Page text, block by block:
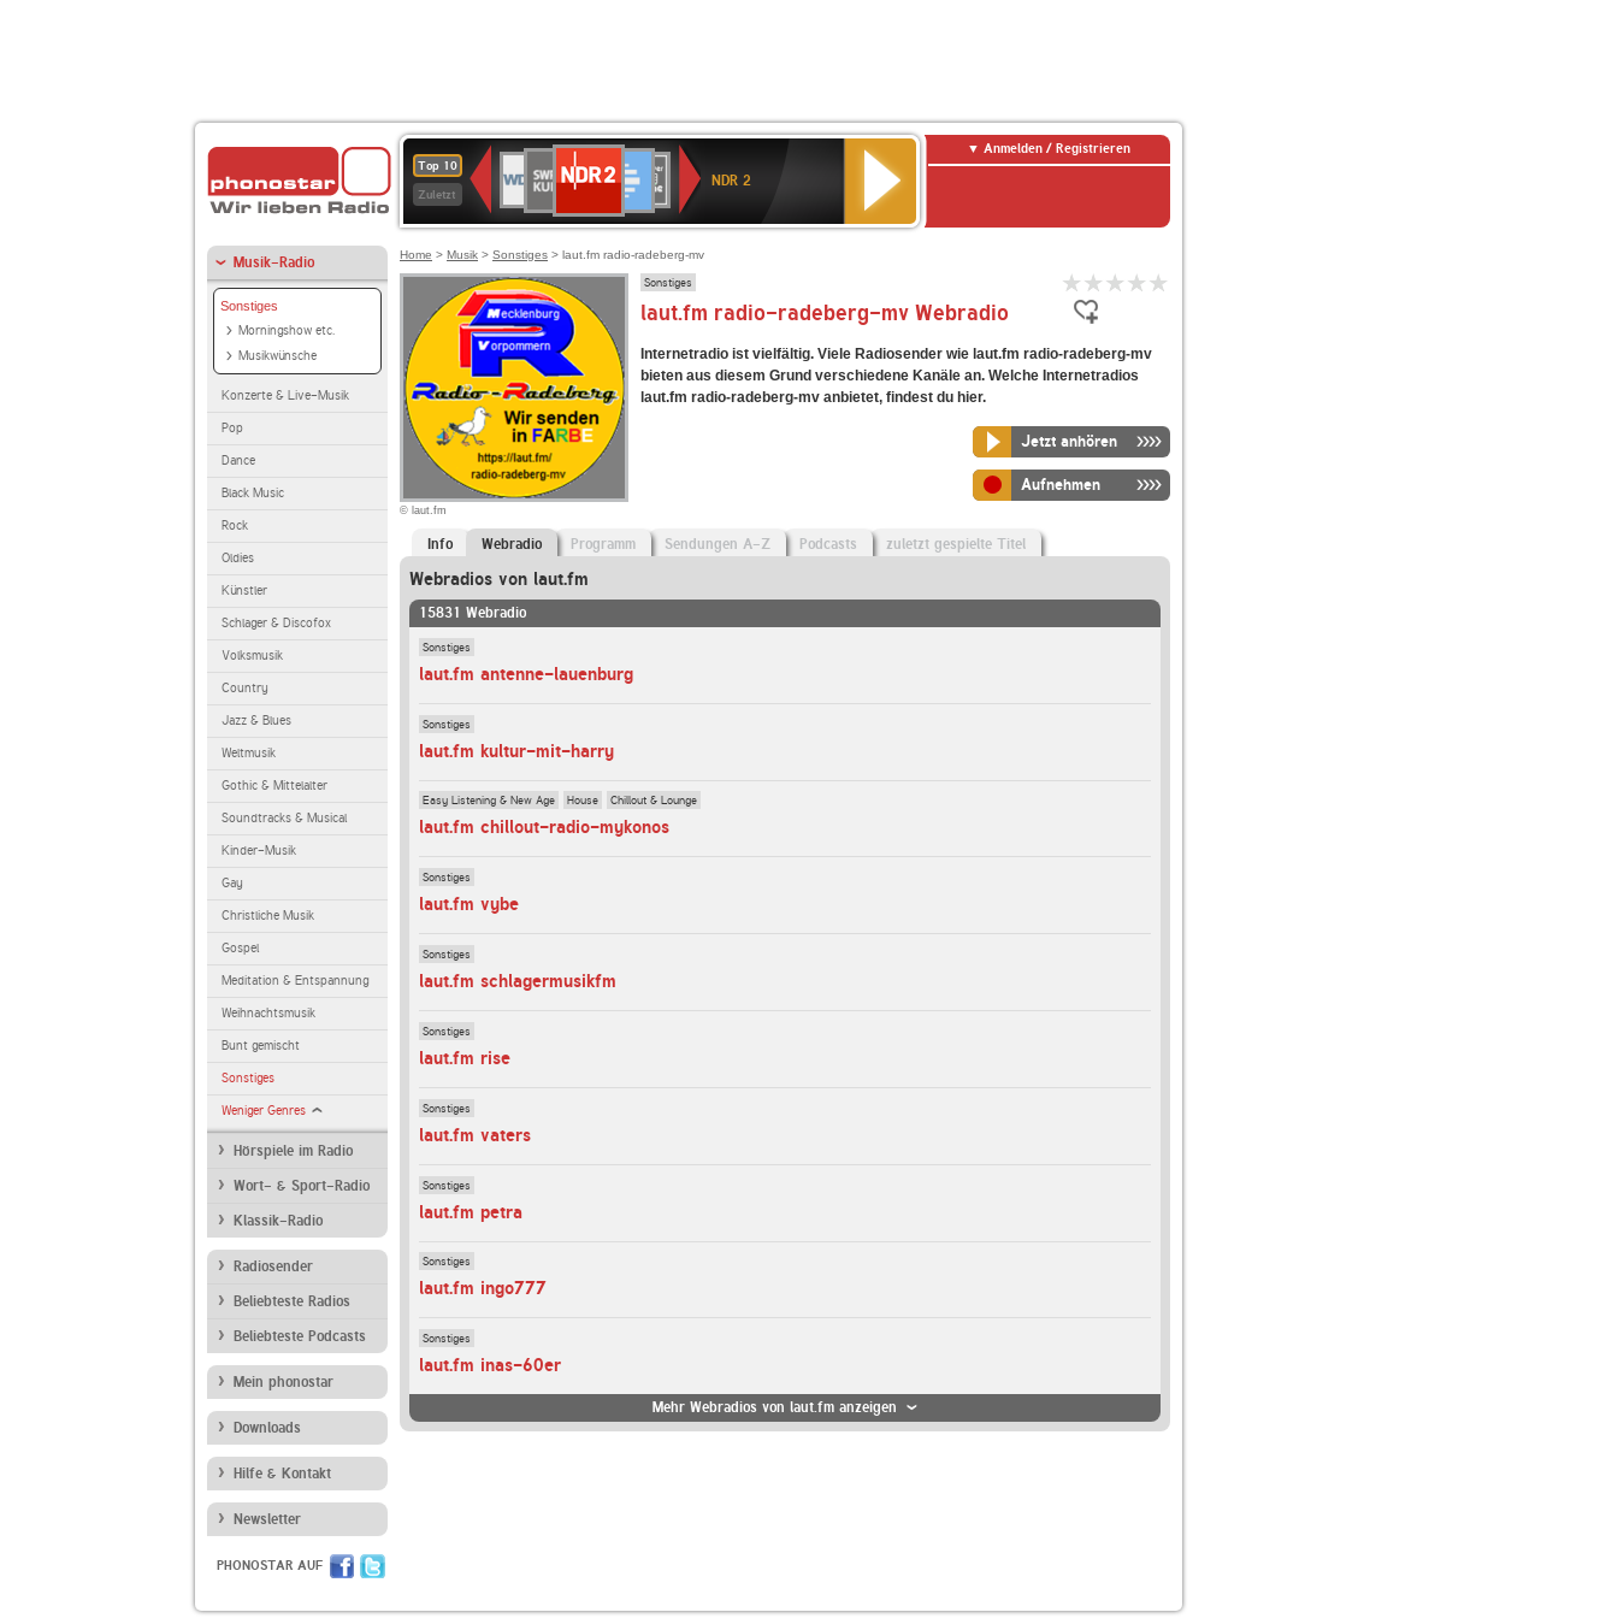
Top 10
Zuletzt
Deutschlandfunk
80er
90er
OLDIE
ANTENNE
SWR3
WDR
4
BR-
KLASSIK
Deutschlandfunk
Kultur
ANTENNE
BAYERN
2
Kultur
2
NDR 2
Anmelden / Registrieren
Musik-Radio
Sonstiges
Morningshow etc.
Musikwünsche
Konzerte & Live-Musik
Pop
Dance
Black Music
Rock
Oldies
Künstler
Schlager & Discofox
Volksmusik
Country
Jazz & Blues
Weltmusik
Gothic & Mittelalter
Soundtracks & Musical
Kinder-Musik
Gay
Christliche Musik
Gospel
Meditation & Entspannung
Weihnachtsmusik
Bunt gemischt
Sonstiges
Weniger Genres
Hörspiele im Radio
Wort- & Sport-Radio
Klassik-Radio
Radiosender
Beliebteste Radios
Beliebteste Podcasts
Mein phonostar
Downloads
Hilfe & Kontakt
Newsletter
PHONOSTAR AUF
Home > Musik > Sonstiges > laut.fm radio-radeberg-mv
© laut.fm
Sonstiges
laut.fm radio-radeberg-mv Webradio
Internetradio ist vielfältig. Viele Radiosender wie laut.fm radio-radeberg-mv
bieten aus diesem Grund verschiedene Kanäle an. Welche Internetradios
laut.fm radio-radeberg-mv anbietet, findest du hier.
Jetzt anhören
Aufnehmen
Info Webradio Programm Sendungen A-Z Podcasts zuletzt gespielte Titel
Webradios von laut.fm
15831 Webradio
Sonstiges
laut.fm antenne-lauenburg
Sonstiges
laut.fm kultur-mit-harry
Easy Listening & New Age House Chillout & Lounge
laut.fm chillout-radio-mykonos
Sonstiges
laut.fm vybe
Sonstiges
laut.fm schlagermusikfm
Sonstiges
laut.fm rise
Sonstiges
laut.fm vaters
Sonstiges
laut.fm petra
Sonstiges
laut.fm ingo777
Sonstiges
laut.fm inas-60er
Mehr Webradios von laut.fm anzeigen